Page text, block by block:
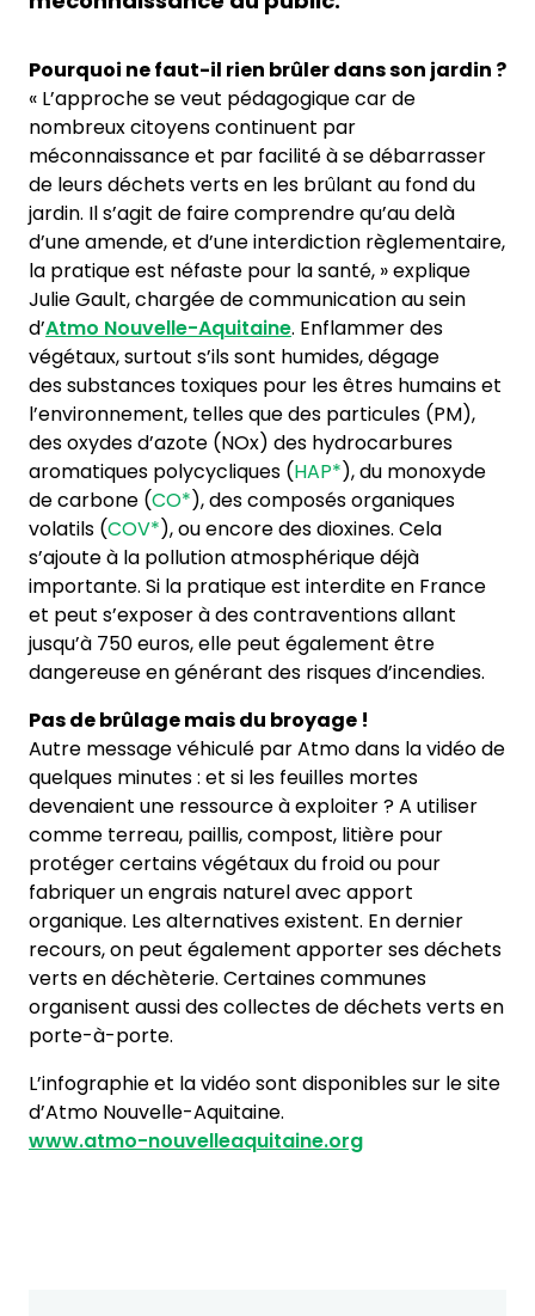
Pourquoi ne faut-il rien brûler dans son jardin ?
« L’approche se veut pédagogique car de
nombreux citoyens continuent par
méconnaissance et par facilité à se débarrasser
de leurs déchets verts en les brûlant au fond du
jardin. Il s’agit de faire comprendre qu’au delà
d’une amende, et d’une interdiction règlementaire,
la pratique est néfaste pour la santé, » explique
Julie Gault, chargée de communication au sein
d’Atmo Nouvelle-Aquitaine. Enflammer des
végétaux, surtout s’ils sont humides, dégage
des substances toxiques pour les êtres humains et
l’environnement, telles que des particules (PM),
des oxydes d’azote (NOx) des hydrocarbures
aromatiques polycycliques (HAP*), du monoxyde
de carbone (CO*), des composés organiques
volatils (COV*), ou encore des dioxines. Cela
s’ajoute à la pollution atmosphérique déjà
importante. Si la pratique est interdite en France
et peut s’exposer à des contraventions allant
jusqu’à 750 euros, elle peut également être
dangereuse en générant des risques d’incendies.
Pas de brûlage mais du broyage !
Autre message véhiculé par Atmo dans la vidéo de
quelques minutes : et si les feuilles mortes
devenaient une ressource à exploiter ? A utiliser
comme terreau, paillis, compost, litière pour
protéger certains végétaux du froid ou pour
fabriquer un engrais naturel avec apport
organique. Les alternatives existent. En dernier
recours, on peut également apporter ses déchets
verts en déchèterie. Certaines communes
organisent aussi des collectes de déchets verts en
porte-à-porte.
L’infographie et la vidéo sont disponibles sur le site
d’Atmo Nouvelle-Aquitaine.
www.atmo-nouvelleaquitaine.org